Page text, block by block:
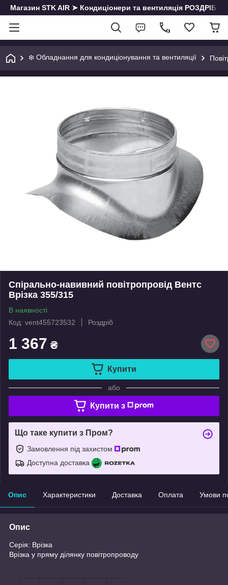
Магазин STK AIR ➤ Кондиціонери та вентиляція РОЗДРІБ
❄️ Обладнання для кондиціонування та вентиляції
Спірально-навивний повітропровід Вентс
Врізка 355/315
В наявності
Код: vent455723532
Роздріб
1 367 ₴
Купити
або
Купити з
Що таке купити з Пром?
Замовлення під захистом
Доступна доставка
Опис Характеристики Доставка Оплата Умови
Опис
Серія: Врізка
Врізка у пряму ділянку повітропроводу